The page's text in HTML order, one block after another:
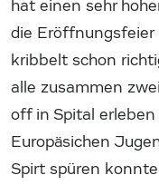
hat einen sehr
die Eröffnungsfeier
kribbelt schon
alle zusammen
off in Spital
Europäsichen
Spirt spüren